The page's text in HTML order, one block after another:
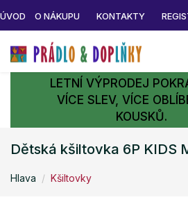
ÚVOD O NÁKUPU KONTAKTY
LETNÍ VÝPRODEJ
VÍCE SLEV, VÍCE
KOUSKŮ.
Dětská kšiltovka 6P KIDS
Hlava Kšiltovky